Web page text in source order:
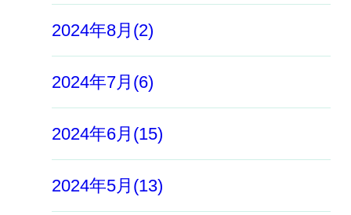
2024年8月(2)
2024年7月(6)
2024年6月(15)
2024年5月(13)